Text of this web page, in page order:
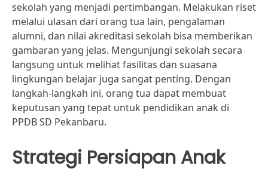
sekolah yang menjadi pertimbangan. Melakukan riset
melalui ulasan dari orang tua lain, pengalaman
alumni, dan nilai akreditasi sekolah bisa memberikan
gambaran yang jelas. Mengunjungi sekolah secara
langsung untuk melihat fasilitas dan suasana
lingkungan belajar juga sangat penting. Dengan
langkah-langkah ini, orang tua dapat membuat
keputusan yang tepat untuk pendidikan anak di
PPDB SD Pekanbaru.
Strategi Persiapan Anak